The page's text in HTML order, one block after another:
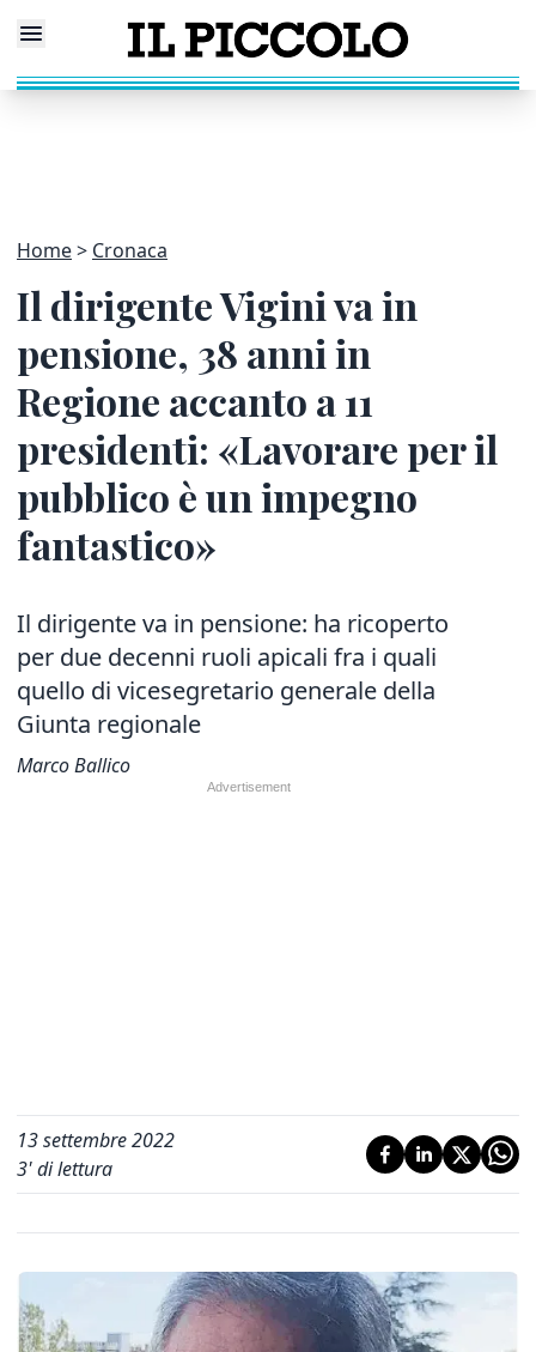
Home Cronaca
Il dirigente Vigini va in
pensione, 38 anni in
Regione accanto a 11
presidenti: «Lavorare per il
pubblico è un impegno
fantastico»
Il dirigente va in pensione: ha ricoperto
per due decenni ruoli apicali fra i quali
quello di vicesegretario generale della
Giunta regionale
Marco Ballico
13 settembre 2022
3' di lettura